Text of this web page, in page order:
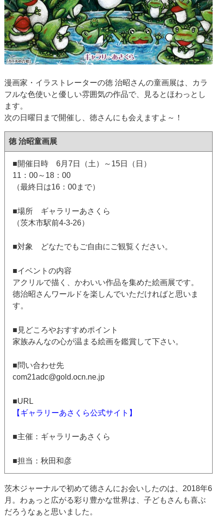
漫画家・イラストレーターの徳 治昭さんの童画展は、カラ
フルな色使いと優しい雰囲気の作品で、見るとほわっとし
ます。
次の日曜日まで開催し、徳さんにも会えますよ～！
徳 治昭童画展
■開催日時 6月7日（土）～15日（日）
11：00～18：00
（最終日は16：00まで）
■場所 ギャラリーあさくら
（茨木市駅前4-3-26）
■対象 どなたでもご自由にご観覧ください。
■イベントの内容
アクリルで描く、かわいい作品を集めた絵画展です。
徳治昭さんワールドを楽しんでいただければと思いま
す。
■見どころやおすすめポイント
家族みんなの心が温まる絵画を鑑賞して下さい。
■問い合わせ先
com21adc@gold.ocn.ne.jp
■URL
【ギャラリーあさくら公式サイト】
■主催：ギャラリーあさくら
■担当：秋田和彦
茨木ジャーナルで初めて徳さんにお会いしたのは、2018年6
月。わぁっと広がる彩り豊かな世界は、子どもさんも喜ぶ
だろうなぁと思いました。